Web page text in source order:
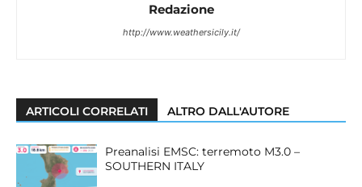
Redazione
http://www.weathersicily.it/
ARTICOLI CORRELATI ALTRO DALL'AUTORE
Preanalisi EMSC: terremoto M3.0 –
SOUTHERN ITALY